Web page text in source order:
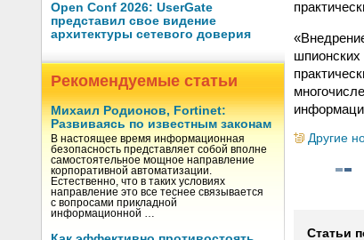
Open Conf 2026: UserGate
представил свое видение
архитектуры сетевого доверия
Рекомендуемые статьи
Михаил Родионов, Fortinet:
Развиваясь по известным законам
В настоящее время информационная
безопасность представляет собой вполне
самостоятельное мощное направление
корпоративной автоматизации.
Естественно, что в таких условиях
направление это все теснее связывается
с вопросами прикладной
информационной …
шпионских
Другие
Статьи